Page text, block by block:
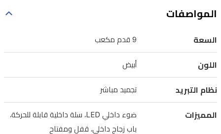
التجميد.
الجهاز
ومفتاح
للباب،
وعجلات
قوية
المواصفات
السعة 9 قدم مكعب
اللون أبيض
نظام التبريد تجميد مباشر
المميزات
ضوء داخلي LED، سلة داخلية قابلة للحركة،
باب زجاج داخلي، قفل ومفتاح